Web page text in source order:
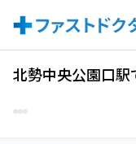
北勢中央公園口